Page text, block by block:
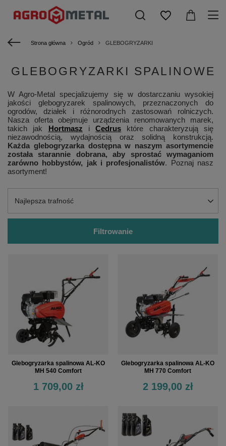
Strona główna Ogród GLEBOGRYZARKI
GLEBOGRYZARKI SPALINOWE
W Agro-Metal specjalizujemy się w dostarczaniu wysokiej
jakości glebogryzarek spalinowych, przeznaczonych do
ogrodów, działek i różnorodnych zastosowań rolniczych.
Nasza oferta obejmuje urządzenia renomowanych marek,
takich jak Hortmasz iCedrus które charakteryzują się
niezawodnością, wydajnością oraz solidną konstrukcją.
Każda glebogryzarka dostępna w naszym asortymencie
została starannie dobrana, aby sprostać wymaganiom
zarówno hobbystów, jak i profesjonalistów. Poznaj nasz
asortyment!
Zmień sortowanie
Najlepsza trafność
Filtrowanie
Glebogryzarka spalinowa AL-KO
MH 540 Comfort
1 709,00 zł
Glebogryzarka spalinowa AL-KO
MH 770 Comfort
2 199,00 zł